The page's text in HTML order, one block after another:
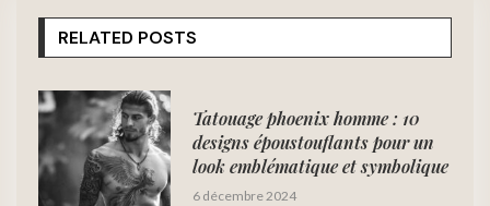
RELATED POSTS
Tatouage phoenix homme : 10
designs époustouflants pour un
look emblématique et symbolique
6 décembre 2024